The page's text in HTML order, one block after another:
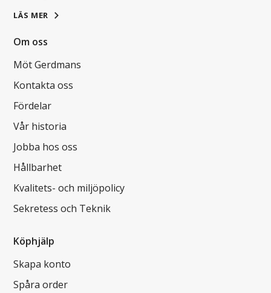
LÄS MER
Om oss
Möt Gerdmans
Kontakta oss
Fördelar
Vår historia
Jobba hos oss
Hållbarhet
Kvalitets- och miljöpolicy
Sekretess och Teknik
Köphjälp
Skapa konto
Spåra order